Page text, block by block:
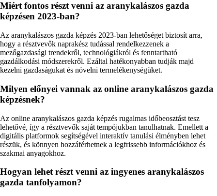
Miért fontos részt venni az aranykalászos gazda
képzésen 2023-ban?
Az aranykalászos gazda képzés 2023-ban lehetőséget biztosít arra,
hogy a résztvevők naprakész tudással rendelkezzenek a
mezőgazdasági trendekről, technológiákról és fenntartható
gazdálkodási módszerekről. Ezáltal hatékonyabban tudják majd
kezelni gazdaságukat és növelni termelékenységüket.
Milyen előnyei vannak az online aranykalászos gazda
képzésnek?
Az online aranykalászos gazda képzés rugalmas időbeosztást tesz
lehetővé, így a résztvevők saját tempójukban tanulhatnak. Emellett a
digitális platformok segítségével interaktív tanulási élményben lehet
részük, és könnyen hozzáférhetnek a legfrissebb információkhoz és
szakmai anyagokhoz.
Hogyan lehet részt venni az ingyenes aranykalászos
gazda tanfolyamon?